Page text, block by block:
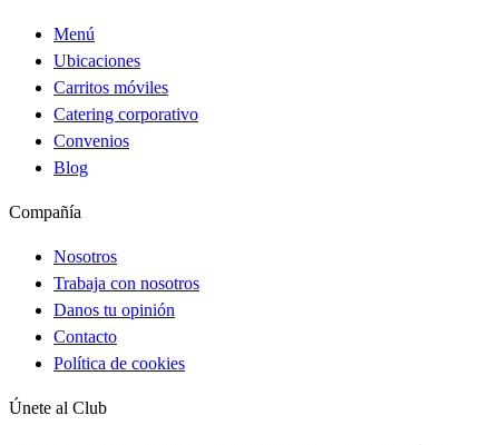
Menú
Ubicaciones
Carritos móviles
Catering corporativo
Convenios
Blog
Compañía
Nosotros
Trabaja con nosotros
Danos tu opinión
Contacto
Política de cookies
Únete al Club